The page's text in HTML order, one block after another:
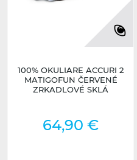
100% OKULIARE ACCURI 2
MATIGOFUN ČERVENÉ
ZRKADLOVÉ SKLÁ
64,90 €